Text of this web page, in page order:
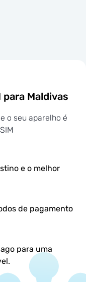
Maldivas
o seu aparelho é
e o melhor
de pagamento
para uma